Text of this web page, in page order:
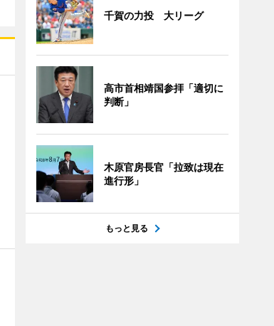
千賀の力投 大リーグ
高市首相靖国参拝「適切に
判断」
木原官房長官「拉致は現在
進行形」
もっと見る